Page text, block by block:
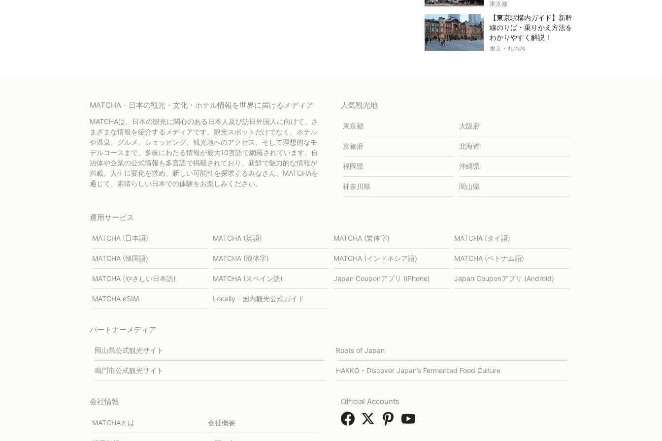
東京都
【東京駅構内ガイド】新幹
線のりば・乗りかえ方法を
わかりやすく解説！
東京・丸の内
MATCHA - 日本の観光・文化・ホテル情報を世界に届けるメディア
MATCHAは、日本の観光に関心のある日本人及び訪日外国人に向けて、さ
まざまな情報を紹介するメディアです。観光スポットだけでなく、ホテル
や温泉、グルメ、ショッピング、観光地へのアクセス、そして理想的なモ
デルコースまで、多岐にわたる情報が最大10言語で網羅されています。自
治体や企業の公式情報も多言語で掲載されており、新鮮で魅力的な情報が
満載。人生に変化を求め、新しい可能性を探求するみなさん、MATCHAを
通じて、素晴らしい日本での体験をお楽しみください。
人気観光地
東京都 大阪府
京都府 北海道
福岡県 沖縄県
神奈川県 岡山県
運用サービス
MATCHA (日本語) MATCHA (英語) MATCHA (繁体字) MATCHA (タイ語)
MATCHA (韓国語) MATCHA (簡体字) MATCHA (インドネシア語) MATCHA (ベトナム語)
MATCHA (やさしい日本語) MATCHA (スペイン語) Japan Couponアプリ (iPhone) Japan Couponアプリ (Android)
MATCHA eSIM Locally - 国内観光公式ガイド
パートナーメディア
岡山県公式観光サイト Roots of Japan
鳴門市公式観光サイト HAKKO - Discover Japan’s Fermented Food Culture
会社情報
MATCHAとは 会社概要
Official Accounts